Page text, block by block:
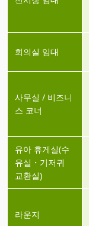
회의실 임대
사무실 / 비즈니
스 코너
유아 휴게실(수
유실・기저귀
교환실)
라운지